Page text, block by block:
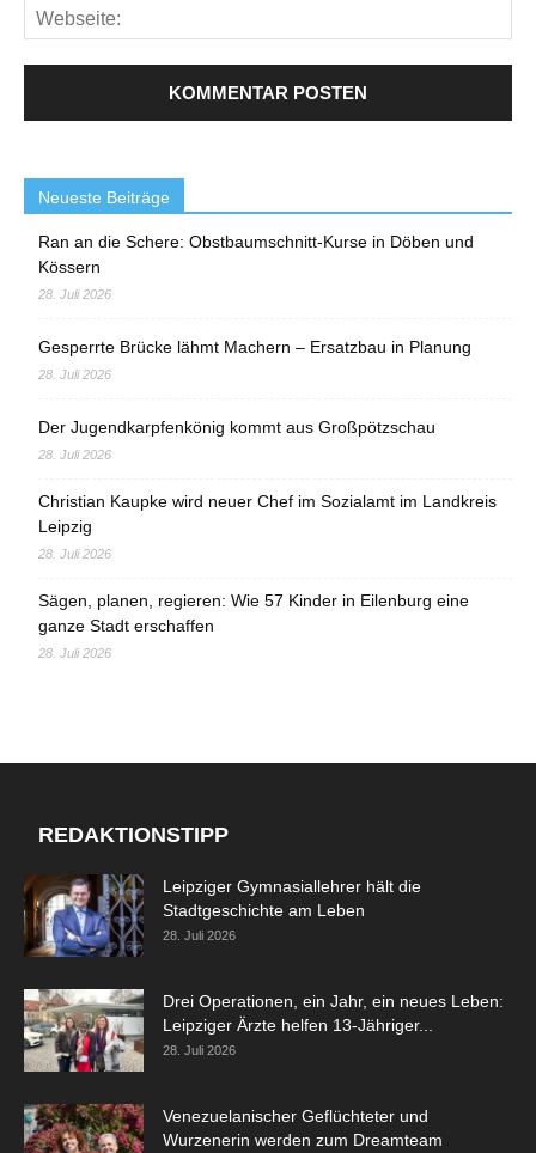
Neueste Beiträge
Ran an die Schere: Obstbaumschnitt-Kurse in Döben und
Kössern
28. Juli 2026
Gesperrte Brücke lähmt Machern – Ersatzbau in Planung
28. Juli 2026
Der Jugendkarpfenkönig kommt aus Großpötzschau
28. Juli 2026
Christian Kaupke wird neuer Chef im Sozialamt im Landkreis
Leipzig
28. Juli 2026
Sägen, planen, regieren: Wie 57 Kinder in Eilenburg eine
ganze Stadt erschaffen
28. Juli 2026
REDAKTIONSTIPP
Leipziger Gymnasiallehrer hält die
Stadtgeschichte am Leben
28. Juli 2026
Drei Operationen, ein Jahr, ein neues Leben:
Leipziger Ärzte helfen 13-Jähriger...
28. Juli 2026
Venezuelanischer Geflüchteter und
Wurzenerin werden zum Dreamteam